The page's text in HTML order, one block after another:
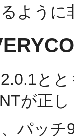
よう
と
が正
パッ